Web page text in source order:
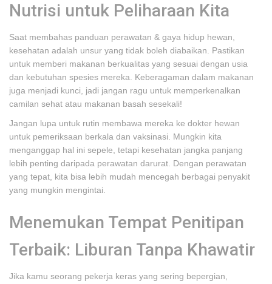
Nutrisi untuk Peliharaan Kita
Saat membahas panduan perawatan & gaya hidup hewan,
kesehatan adalah unsur yang tidak boleh diabaikan. Pastikan
untuk memberi makanan berkualitas yang sesuai dengan usia
dan kebutuhan spesies mereka. Keberagaman dalam makanan
juga menjadi kunci, jadi jangan ragu untuk memperkenalkan
camilan sehat atau makanan basah sesekali!
Jangan lupa untuk rutin membawa mereka ke dokter hewan
untuk pemeriksaan berkala dan vaksinasi. Mungkin kita
menganggap hal ini sepele, tetapi kesehatan jangka panjang
lebih penting daripada perawatan darurat. Dengan perawatan
yang tepat, kita bisa lebih mudah mencegah berbagai penyakit
yang mungkin mengintai.
Menemukan Tempat Penitipan
Terbaik: Liburan Tanpa Khawatir
Jika kamu seorang pekerja keras yang sering bepergian,